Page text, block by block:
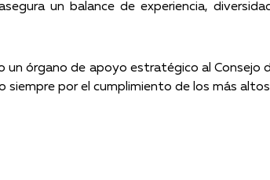
un balance de experiencia,
órgano de apoyo estratégico al Consejo
siempre por el cumplimiento de los más